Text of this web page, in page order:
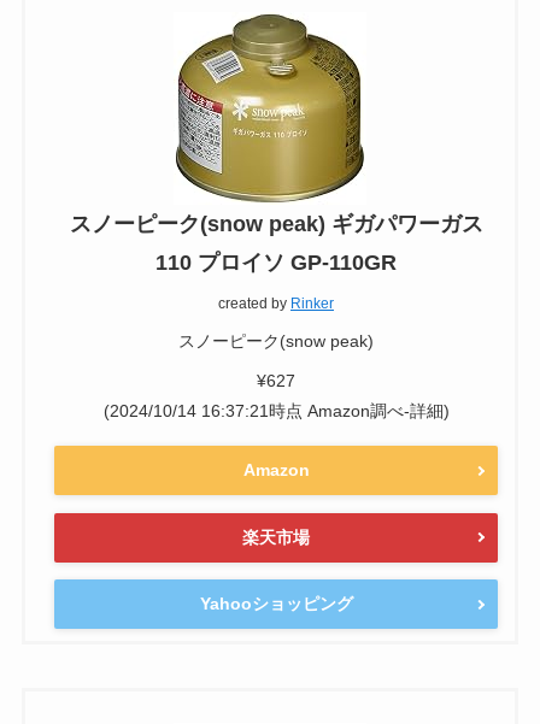
スノーピーク(snow peak) ギガパワーガス
110 プロイソ GP-110GR
created by Rinker
スノーピーク(snow peak)
¥627
(2024/10/14 16:37:21時点 Amazon調べ-詳細)
Amazon
楽天市場
Yahooショッピング